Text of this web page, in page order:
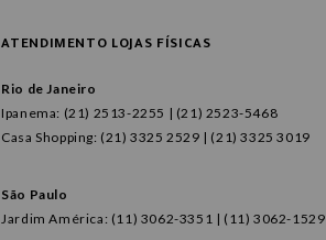
ATENDIMENTO LOJAS FÍSICAS
Rio de Janeiro
Ipanema: (21) 2513-2255 | (21) 2523-5468
Casa Shopping: (21) 3325 2529 | (21) 3325 3019
São Paulo
Jardim América: (11) 3062-3351 | (11) 3062-1529